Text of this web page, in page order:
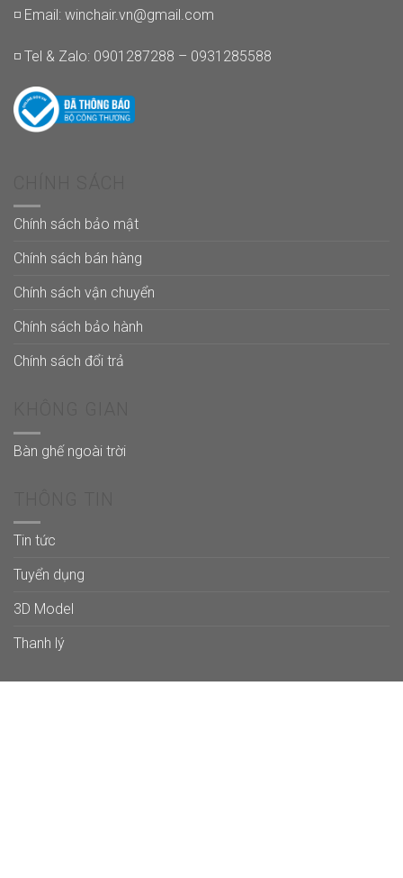
◽ Email: winchair.vn@gmail.com
◽ Tel & Zalo: 0901287288 – 0931285588
Chính sách bảo mật
Chính sách bán hàng
Chính sách vận chuyển
Chính sách bảo hành
Chính sách đổi trả
Bàn ghế ngoài trời
Tin tức
Tuyển dụng
3D Model
Thanh lý